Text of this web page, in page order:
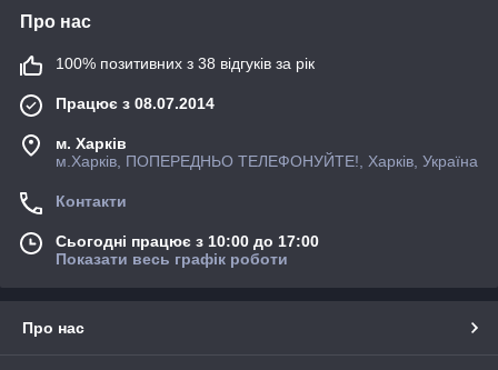
Про нас
100% позитивних з 38 відгуків за рік
Працює з 08.07.2014
м. Харків
м.Харків, ПОПЕРЕДНЬО ТЕЛЕФОНУЙТЕ!, Харків, Україна
Контакти
Сьогодні працює з 10:00 до 17:00
Показати весь графік роботи
Про нас